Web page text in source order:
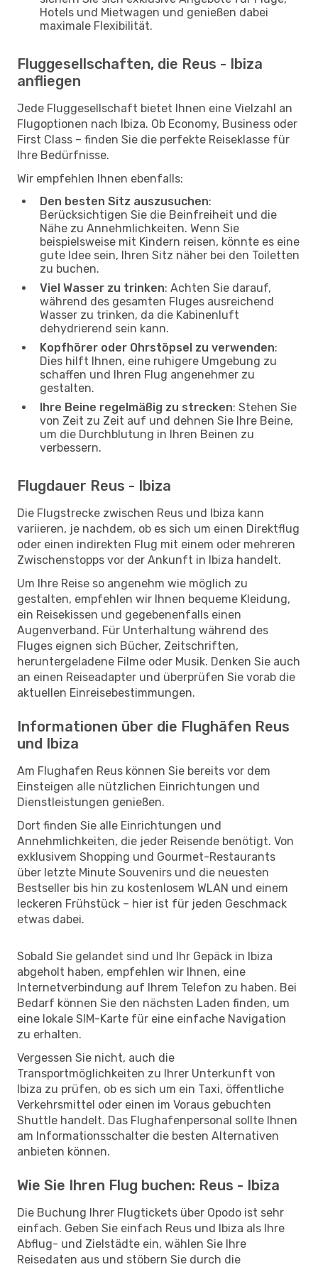
Hotels und Mietwagen und genießen dabei
maximale Flexibilität.
Fluggesellschaften, die Reus - Ibiza
anfliegen
Jede Fluggesellschaft bietet Ihnen eine Vielzahl an
Flugoptionen nach Ibiza. Ob Economy, Business oder
First Class – finden Sie die perfekte Reiseklasse für
Ihre Bedürfnisse.
Wir empfehlen Ihnen ebenfalls:
Den besten Sitz auszusuchen:
Berücksichtigen Sie die Beinfreiheit und die
Nähe zu Annehmlichkeiten. Wenn Sie
beispielsweise mit Kindern reisen, könnte es eine
gute Idee sein, Ihren Sitz näher bei den Toiletten
zu buchen.
Viel Wasser zu trinken: Achten Sie darauf,
während des gesamten Fluges ausreichend
Wasser zu trinken, da die Kabinenluft
dehydrierend sein kann.
Kopfhörer oder Ohrstöpsel zu verwenden:
Dies hilft Ihnen, eine ruhigere Umgebung zu
schaffen und Ihren Flug angenehmer zu
gestalten.
Ihre Beine regelmäßig zu strecken: Stehen Sie
von Zeit zu Zeit auf und dehnen Sie Ihre Beine,
um die Durchblutung in Ihren Beinen zu
verbessern.
Flugdauer Reus - Ibiza
Die Flugstrecke zwischen Reus und Ibiza kann
variieren, je nachdem, ob es sich um einen Direktflug
oder einen indirekten Flug mit einem oder mehreren
Zwischenstopps vor der Ankunft in Ibiza handelt.
Um Ihre Reise so angenehm wie möglich zu
gestalten, empfehlen wir Ihnen bequeme Kleidung,
ein Reisekissen und gegebenenfalls einen
Augenverband. Für Unterhaltung während des
Fluges eignen sich Bücher, Zeitschriften,
heruntergeladene Filme oder Musik. Denken Sie auch
an einen Reiseadapter und überprüfen Sie vorab die
aktuellen Einreisebestimmungen.
Informationen über die Flughäfen Reus
und Ibiza
Am Flughafen Reus können Sie bereits vor dem
Einsteigen alle nützlichen Einrichtungen und
Dienstleistungen genießen.
Dort finden Sie alle Einrichtungen und
Annehmlichkeiten, die jeder Reisende benötigt. Von
exklusivem Shopping und Gourmet-Restaurants
über letzte Minute Souvenirs und die neuesten
Bestseller bis hin zu kostenlosem WLAN und einem
leckeren Frühstück – hier ist für jeden Geschmack
etwas dabei.
Sobald Sie gelandet sind und Ihr Gepäck in Ibiza
abgeholt haben, empfehlen wir Ihnen, eine
Internetverbindung auf Ihrem Telefon zu haben. Bei
Bedarf können Sie den nächsten Laden finden, um
eine lokale SIM-Karte für eine einfache Navigation
zu erhalten.
Vergessen Sie nicht, auch die
Transportmöglichkeiten zu Ihrer Unterkunft von
Ibiza zu prüfen, ob es sich um ein Taxi, öffentliche
Verkehrsmittel oder einen im Voraus gebuchten
Shuttle handelt. Das Flughafenpersonal sollte Ihnen
am Informationsschalter die besten Alternativen
anbieten können.
Wie Sie Ihren Flug buchen: Reus - Ibiza
Die Buchung Ihrer Flugtickets über Opodo ist sehr
einfach. Geben Sie einfach Reus und Ibiza als Ihre
Abflug- und Zielstädte ein, wählen Sie Ihre
Reisedaten aus und stöbern Sie durch die